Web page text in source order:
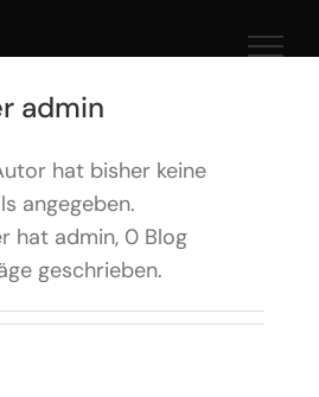
admin
hat bisher keine
angegeben.
hat admin, 0 Blog
geschrieben.